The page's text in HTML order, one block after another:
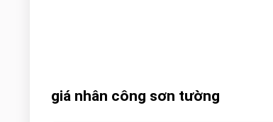
giá nhân công sơn tường